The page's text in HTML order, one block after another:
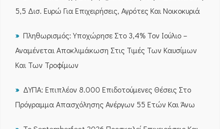
5,5 Δισ. Ευρώ Για Επιχειρήσεις, Αγρότες Και Νοικοκυριά
Πληθωρισμός: Υποχώρησε Στο 3,4% Τον Ιούλιο –
Αναμένεται Αποκλιμάκωση Στις Τιμές Των Καυσίμων
Και Των Τροφίμων
ΔΥΠΑ: Επιπλέον 8.000 Επιδοτούμενες Θέσεις Στο
Πρόγραμμα Απασχόλησης Ανέργων 55 Ετών Και Άνω